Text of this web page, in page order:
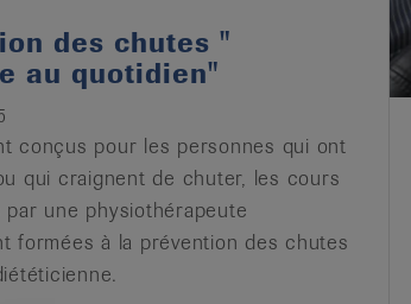
des chutes "
au quotidien"
conçus pour les personnes qui ont
qui craignent de chuter, les cours
par une physiothérapeute
formées à la prévention des chutes